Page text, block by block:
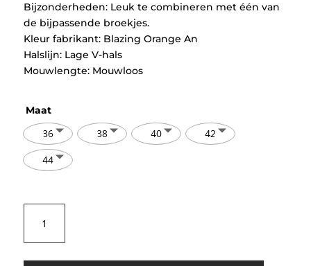
Bijzonderheden: Leuk te combineren met één van
de bijpassende broekjes.
Kleur fabrikant: Blazing Orange An
Halslijn: Lage V-hals
Mouwlengte: Mouwloos
Maat
36 38 40
42
44
Falakka
Top
Zebra